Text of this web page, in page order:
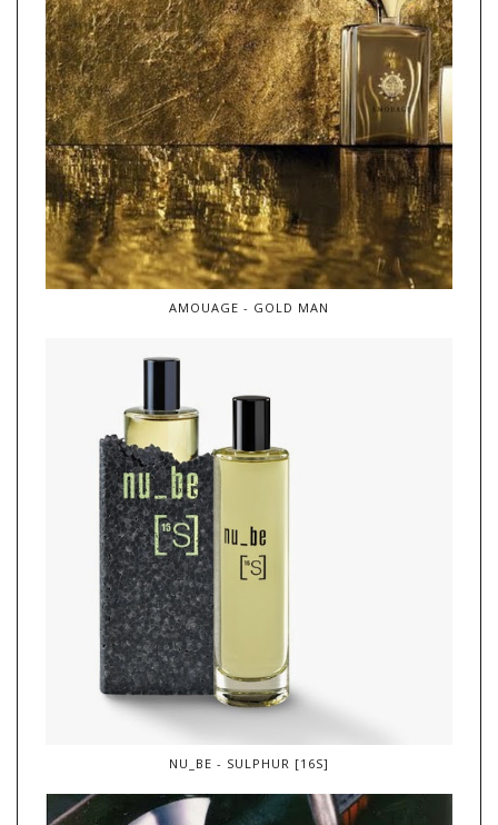
AMOUAGE - GOLD MAN
NU_BE - SULPHUR [16S]